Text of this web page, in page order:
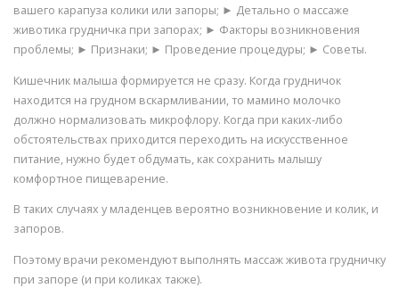
вашего карапуза колики или запоры; ► Детально о массаже
животика грудничка при запорах; ► Факторы возникновения
проблемы; ► Признаки; ► Проведение процедуры; ► Советы.
Кишечник малыша формируется не сразу. Когда грудничок
находится на грудном вскармливании, то мамино молочко
должно нормализовать микрофлору. Когда при каких-либо
обстоятельствах приходится переходить на искусственное
питание, нужно будет обдумать, как сохранить малышу
комфортное пищеварение.
В таких случаях у младенцев вероятно возникновение и колик, и
запоров.
Поэтому врачи рекомендуют выполнять массаж живота грудничку
при запоре (и при коликах также).